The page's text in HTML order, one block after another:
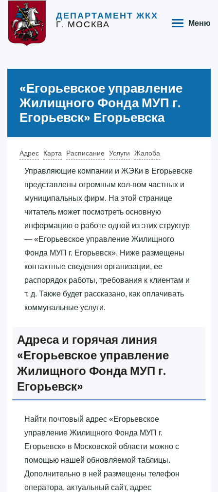
ДЕПАРТАМЕНТ ЖКХ
Г. МОСКВА Меню
«‎Егорьевское управление
Жилищного Фонда МУП г.
Егорьевск»‎ Егорьевска
Адрес Карта Расписание Услуги Жалоба
Управляющие компании и ЖЭКи в Егорьевске
представлены огромным кол-вом частных и
муниципальных фирм. На этой странице
читатель может посмотреть основную
информацию о работе одной из этих структур
— «‎Егорьевское управление Жилищного
Фонда МУП г. Егорьевск»‎. Ниже размещены
контактные сведения организации, ее
распорядок работы, требования к клиентам и
т. д. Также будет рассказано, как оплачивать
коммунальные услуги.
Адреса и горячая линия
«‎Егорьевское управление
Жилищного Фонда МУП г.
Егорьевск»‎
Найти почтовый адрес «‎Егорьевское
управление Жилищного Фонда МУП г.
Егорьевск»‎ в Московской области можно с
помощью нашей обновляемой таблицы.
Дополнительно в ней размещены телефон
оператора, актуальный сайт, адрес